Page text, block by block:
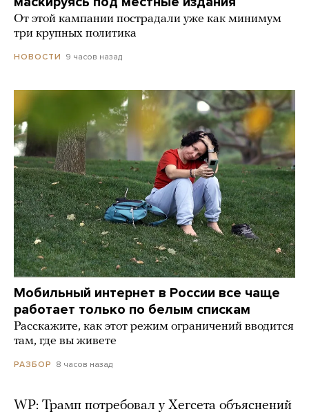
От этой кампании пострадали уже как минимум
три крупных политика
НОВОСТИ 9 часов назад
Мобильный интернет в России все чаще
работает только по белым спискам
Расскажите, как этот режим ограничений вводится
там, где вы живете
РАЗБОР 8 часов назад
WP: Трамп потребовал у Хегсета объяснений